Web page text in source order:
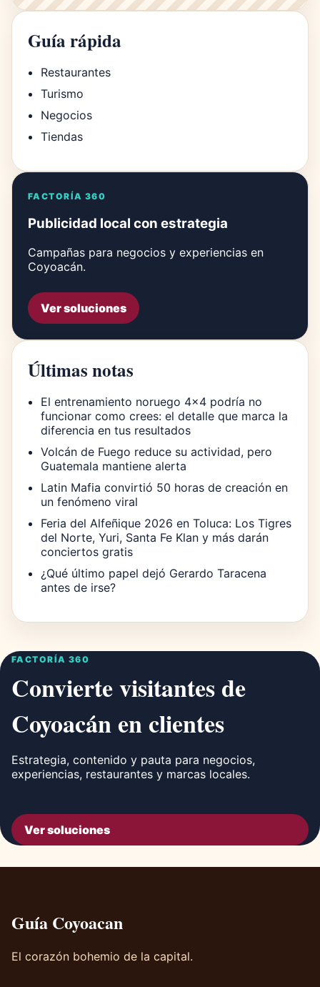
Guía rápida
Restaurantes
Turismo
Negocios
Tiendas
FACTORÍA 360
Publicidad local con estrategia
Campañas para negocios y experiencias en
Coyoacán.
Ver soluciones
Últimas notas
El entrenamiento noruego 4×4 podría no
funcionar como crees: el detalle que marca la
diferencia en tus resultados
Volcán de Fuego reduce su actividad, pero
Guatemala mantiene alerta
Latin Mafia convirtió 50 horas de creación en
un fenómeno viral
Feria del Alfeñique 2026 en Toluca: Los Tigres
del Norte, Yuri, Santa Fe Klan y más darán
conciertos gratis
¿Qué último papel dejó Gerardo Taracena
antes de irse?
FACTORÍA 360
Convierte visitantes de
Coyoacán en clientes
Estrategia, contenido y pauta para negocios,
experiencias, restaurantes y marcas locales.
Ver soluciones
Guía Coyoacan
El corazón bohemio de la capital.